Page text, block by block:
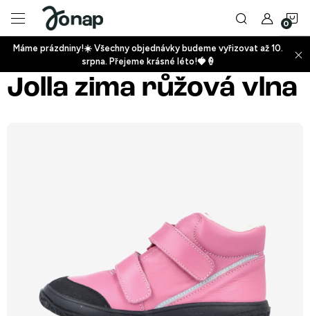
obsah
+
Máme prázdniny!☀️ Všechny objednávky budeme vyřizovat až 10.
srpna. Přejeme krásné léto!🍓🍦
Jolla zima růžová vlna